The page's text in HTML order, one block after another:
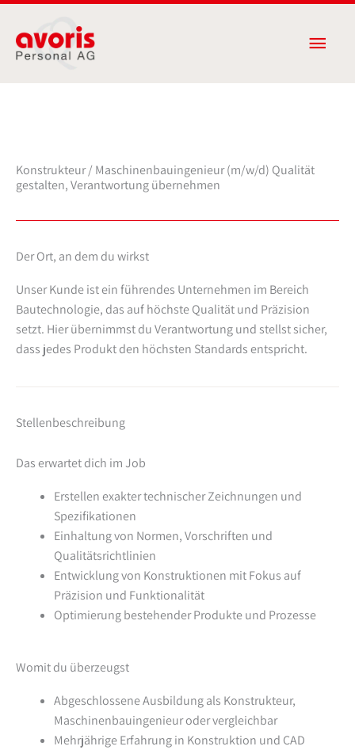
Inhalt
springen
Konstrukteur / Maschinenbauingenieur (m/w/d) Qualität
gestalten, Verantwortung übernehmen
Der Ort, an dem du wirkst
Unser Kunde ist ein führendes Unternehmen im Bereich
Bautechnologie, das auf höchste Qualität und Präzision
setzt. Hier übernimmst du Verantwortung und stellst sicher,
dass jedes Produkt den höchsten Standards entspricht.
Stellenbeschreibung
Das erwartet dich im Job
Erstellen exakter technischer Zeichnungen und
Spezifikationen
Einhaltung von Normen, Vorschriften und
Qualitätsrichtlinien
Entwicklung von Konstruktionen mit Fokus auf
Präzision und Funktionalität
Optimierung bestehender Produkte und Prozesse
Womit du überzeugst
Abgeschlossene Ausbildung als Konstrukteur,
Maschinenbauingenieur oder vergleichbar
Mehrjährige Erfahrung in Konstruktion und CAD